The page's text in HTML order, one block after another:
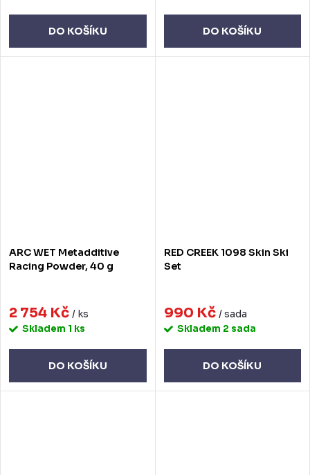
DO KOŠÍKU DO KOŠÍKU
ARC WET Metadditive
Racing Powder, 40 g
2 754 Kč / ks
Skladem 1 ks
DO KOŠÍKU
RED CREEK 1098 Skin Ski
Set
990 Kč / sada
Skladem 2 sada
DO KOŠÍKU